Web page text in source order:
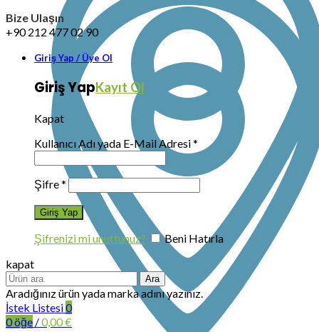
Bize Ulaşın
+90 212 477 02 90
Giriş Yap / Üye Ol
Giriş YapKayıt Ol
Kapat
Kullanıcı Adı yada E-Mail Adresi*
Şifre*
Şifrenizi mi unuttunuz?
Beni Hatırla
kapat
Ara
Aradığınız ürün yada marka adını yazınız.
İstek Listesi0
0öğe /0,00€